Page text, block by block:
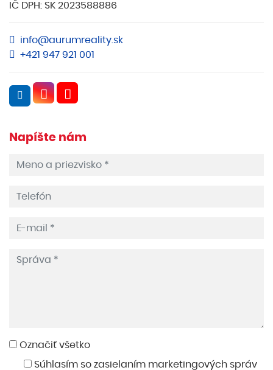
IČ DPH: SK 2023588886
info@aurumreality.sk
+421 947 921 001
Napíšte nám
Označiť všetko
Súhlasím so zasielaním marketingových správ